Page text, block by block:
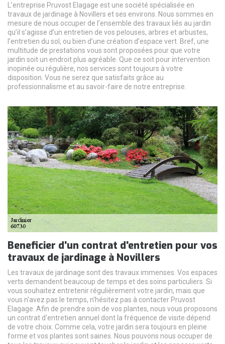
L’entreprise Pruvost Elagage est une société spécialisée en
travaux de jardinage à Novillers et ses environs. Nous sommes en
mesure de nous occuper de l’ensemble des travaux liés au jardin
qu’il s’agisse d’un entretien de vos pelouses, arbres et arbustes,
l’entretien du sol, ou bien d’une création d’espace vert. Bref, une
multitude de prestations vous sont proposées pour que votre
jardin soit un endroit plus agréable. Que ce soit pour intervention
inopinée ou régulière, nos services sont toujours à votre
disposition. Vous ne serez que satisfaits grâce au
professionnalisme et au savoir-faire de notre entreprise.
Beneficier d'un contrat d'entretien pour vos
travaux de jardinage à Novillers
Les travaux de jardinage sont des travaux immenses. Vos espaces
verts demandent beaucoup de temps et des soins particuliers. Si
vous souhaitez entretenir régulièrement votre jardin, mais que
vous n'avez pas le temps, n'hésitez pas à contacter Pruvost
Elagage. Afin de prendre soin de vos plantes, nous vous proposons
un contrat d'entretien annuel dont la fréquence de visite dépend
de votre choix. Comme cela, votre jardin sera toujours en pleine
forme et vos plantes sont saines. Nous pouvons nous occuper de